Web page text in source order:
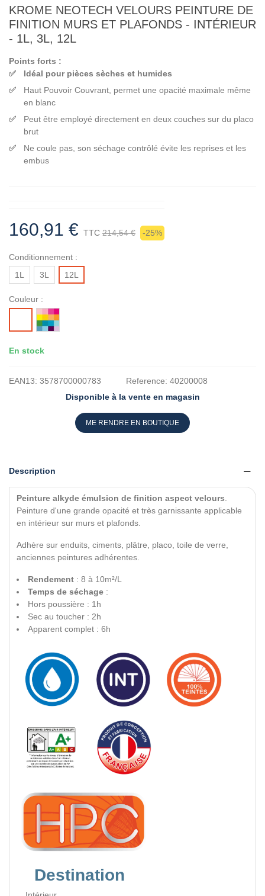
KROME NEOTECH VELOURS PEINTURE DE
FINITION MURS ET PLAFONDS - INTÉRIEUR
- 1L, 3L, 12L
Points forts :
Idéal pour pièces sèches et humides
Haut Pouvoir Couvrant, permet une opacité maximale même
en blanc
Peut être employé directement en deux couches sur du placo
brut
Ne coule pas, son séchage contrôlé évite les reprises et les
embus
160,91 € TTC 214,54 € -25%
Conditionnement :
1L
3L 12L
Couleur :
MISE
A
TEINTE
En stock
EAN13: 3578700000783 Reference: 40200008
Disponible à la vente en magasin
ME RENDRE EN BOUTIQUE
Description
Peinture alkyde émulsion de finition aspect velours.
Peinture d'une grande opacité et très garnissante applicable
en intérieur sur murs et plafonds.
Adhère sur enduits, ciments, plâtre, placo, toile de verre,
anciennes peintures adhérentes.
Rendement : 8 à 10m²/L
Temps de séchage :
Hors poussière : 1h
Sec au toucher : 2h
Apparent complet : 6h
Destination